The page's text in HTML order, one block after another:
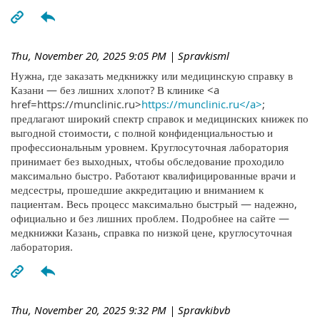
Thu, November 20, 2025 9:05 PM | Spravkisml
Нужна, где заказать медкнижку или медицинскую справку в
Казани — без лишних хлопот? В клинике <a
href=https://munclinic.ru>https://munclinic.ru</a>;
предлагают широкий спектр справок и медицинских книжек по
выгодной стоимости, с полной конфиденциальностью и
профессиональным уровнем. Круглосуточная лаборатория
принимает без выходных, чтобы обследование проходило
максимально быстро. Работают квалифицированные врачи и
медсестры, прошедшие аккредитацию и вниманием к
пациентам. Весь процесс максимально быстрый — надежно,
официально и без лишних проблем. Подробнее на сайте —
медкнижки Казань, справка по низкой цене, круглосуточная
лаборатория.
Thu, November 20, 2025 9:32 PM | Spravkibvb